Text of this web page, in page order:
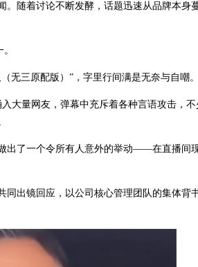
随着讨论不断发酵，话题迅速从品牌本身
无三原配版）”，字里行间满是无奈与自嘲。
大量网友，弹幕中充斥着各种言语攻击，
出了一个令所有人意外的举动——在直播间
同出镜回应，以公司核心管理团队的集体背